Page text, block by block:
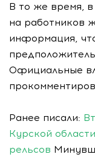
В то же время, в
на работников
информация,
Официальные
Ранее писали:
Курской
рельсов